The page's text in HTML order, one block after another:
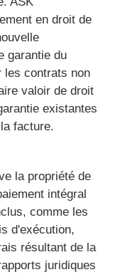
en droit de
garantie du
les contrats non
valoir de droit
existantes
facture.
la propriété de
intégral
comme les
d'exécution,
résultant de la
juridiques